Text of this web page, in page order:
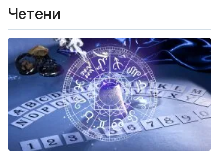
Четени